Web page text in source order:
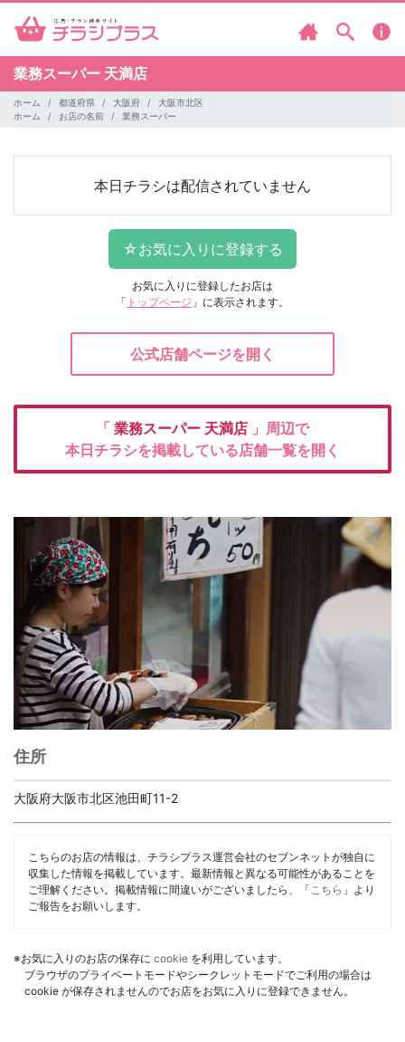
業務スーパー 天満店
ホーム 都道府県 大阪府
大阪市北区
ホーム
お店の名前 業務スーパー
本日チラシは配信されていません
お気に入りに登録したお店は
「 トップページ 」に表示されます。
公式店舗ページを開く
「 業務スーパー 天満店 」周辺で
本日チラシを掲載している店舗一覧を開く
住所
大阪府大阪市北区池田町11-2
こちらのお店の情報は、チラシプラス運営会社のセブンネットが独自に
収集した情報を掲載しています。最新情報と異なる可能性があることを
ご理解ください。掲載情報に間違いがございましたら、「 こちら 」より
ご報告をお願いします。
※お気に入りのお店の保存に cookie を利用しています。
ブラウザのプライベートモードやシークレットモードでご利用の場合は
cookie が保存されませんのでお店をお気に入りに登録できません。